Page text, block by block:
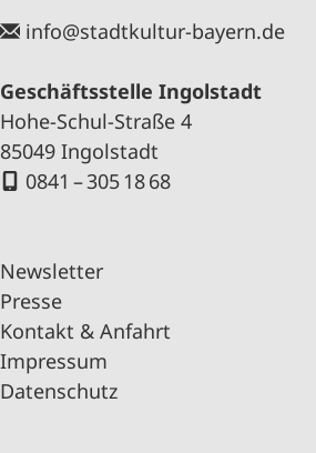
info@stadtkultur-bayern.de
Geschäftsstelle Ingolstadt
Hohe-Schul-Straße 4
85049 Ingolstadt
0841 – 305 18 68
Newsletter
Presse
Kontakt & Anfahrt
Impressum
Datenschutz